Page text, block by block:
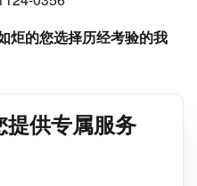
炬的您选择历经考验的我
供专属服务